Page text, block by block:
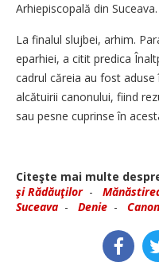
Arhiepiscopală din Suceava.
La finalul slujbei, arhim.
eparhiei, a citit predica
cadrul căreia au fost
alcătuirii canonului, fiind
sau pesne cuprinse în
Citeşte mai multe
şi Rădăuţilor-
Suceava - Denie -